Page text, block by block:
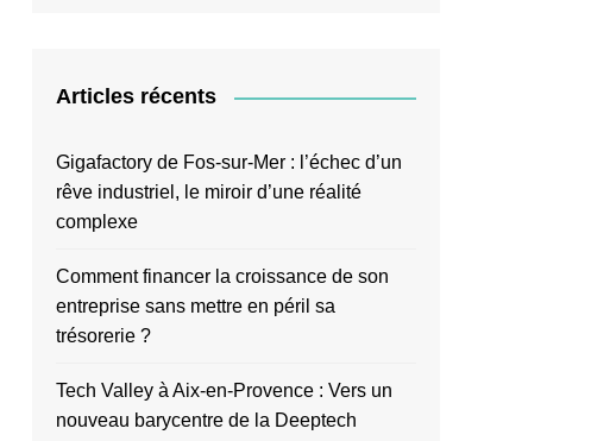
Articles récents
Gigafactory de Fos-sur-Mer : l’échec d’un
rêve industriel, le miroir d’une réalité
complexe
Comment financer la croissance de son
entreprise sans mettre en péril sa
trésorerie ?
Tech Valley à Aix-en-Provence : Vers un
nouveau barycentre de la Deeptech